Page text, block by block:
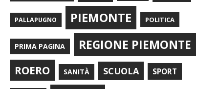
PALLAPUGNO PIEMONTE POLITICA
PRIMA PAGINA REGIONE PIEMONTE
ROERO SANITÀ SCUOLA SPORT